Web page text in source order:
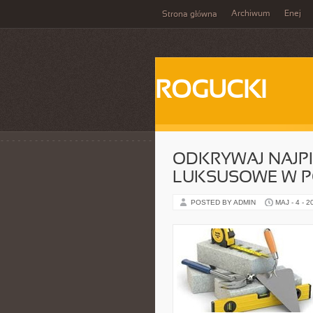
Strona główna Archiwum Enej
ROGUCKI
ODKRYWAJ
LUKSUSOWE W
POSTED BY ADMIN MAJ - 4 -